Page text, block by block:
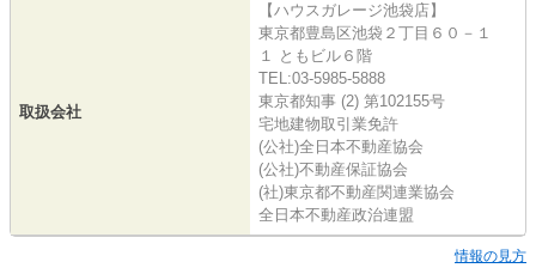
取扱会社
【ハウスガレージ池袋店】
東京都豊島区池袋２丁目６０－１
１ ともビル６階
TEL:03-5985-5888
東京都知事 (2) 第102155号
宅地建物取引業免許
(公社)全日本不動産協会
(公社)不動産保証協会
(社)東京都不動産関連業協会
全日本不動産政治連盟
情報の見方